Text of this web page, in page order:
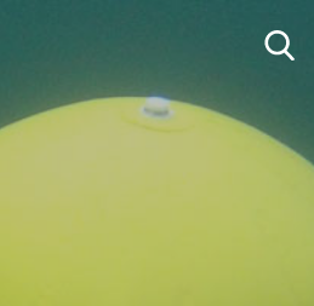
оборудование